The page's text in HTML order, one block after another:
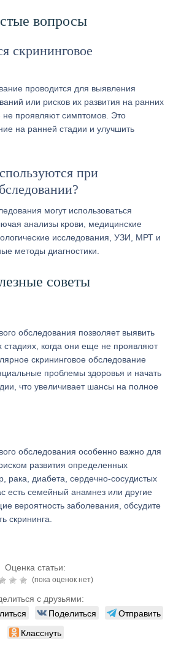
вопросы
скрининговое
проводится для выявления
или рисков их развития на ранних
не проявляют симптомов. Это
на ранней стадии и улучшить
при
могут использоваться
анализы крови, медицинские
исследования, УЗИ, МРТ и
методы диагностики.
советы
обследования позволяет выявить
стадиях, когда они еще не проявляют
скрининговое обследование
проблемы здоровья и начать
что увеличивает шансы на полное
обследования особенно важно для
развития определенных
рака, диабета, сердечно-сосудистых
есть семейный анамнез или другие
вероятность заболевания, обсудите
скрининга.
Оценка статьи:
(пока оценок нет)
с друзьями:
Поделиться
Отправить
Класснуть